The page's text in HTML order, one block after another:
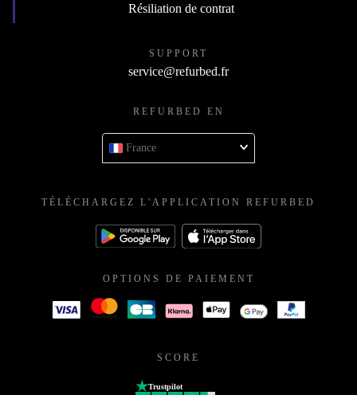
Résiliation de contrat
SUPPORT
service@refurbed.fr
REFURBED EN
France
TÉLÉCHARGEZ L'APPLICATION REFURBED
OPTIONS DE PAIEMENT
SCORE
Trustpilot